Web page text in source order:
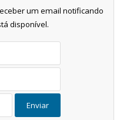
um email notificando
disponível.
Enviar